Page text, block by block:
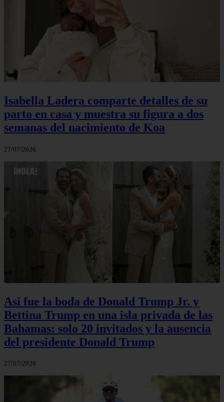
Isabella Ladera comparte detalles de su
parto en casa y muestra su figura a dos
semanas del nacimiento de Koa
27/07/2026
Así fue la boda de Donald Trump Jr. y
Bettina Trump en una isla privada de las
Bahamas: solo 20 invitados y la ausencia
del presidente Donald Trump
27/07/2026